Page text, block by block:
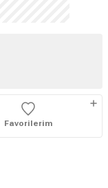
Favorilerim